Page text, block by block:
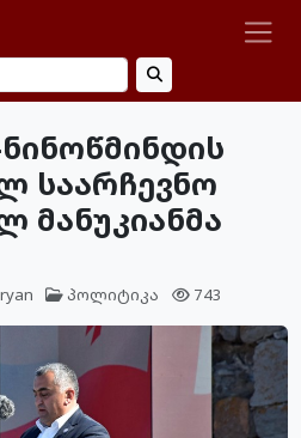
საარჩევნო
მანუკიანმა
პოლიტიკა 743